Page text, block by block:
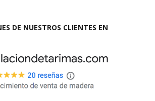
DE NUESTROS CLIENTES EN